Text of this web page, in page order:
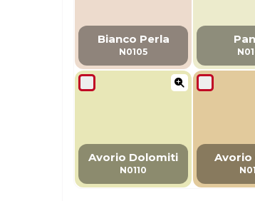
Bianco Perla
N0105
Avorio Dolomiti
N0110
Avorio